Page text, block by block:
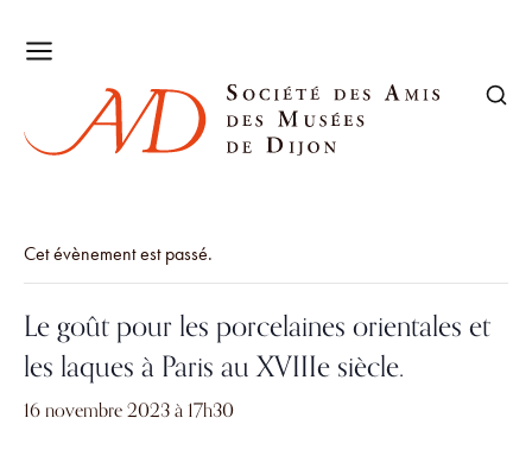
Cet évènement est passé.
Le goût pour les porcelaines orientales et
les laques à Paris au XVIIIe siècle.
16 novembre 2023 à 17h30